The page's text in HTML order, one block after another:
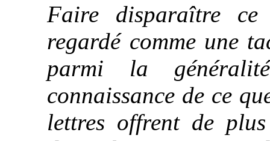
Faire disparaître
regardé comme une
parmi la
connaissance de ce
lettres offrent de